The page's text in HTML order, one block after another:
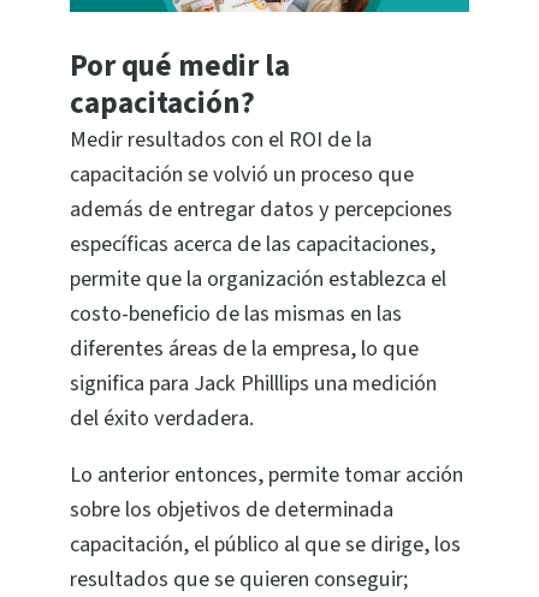
Por qué medir la
capacitación?
Medir resultados con el ROI de la
capacitación se volvió un proceso que
además de entregar datos y percepciones
específicas acerca de las capacitaciones,
permite que la organización establezca el
costo-beneficio de las mismas en las
diferentes áreas de la empresa, lo que
significa para Jack Philllips una medición
del éxito verdadera.
Lo anterior entonces, permite tomar acción
sobre los objetivos de determinada
capacitación, el público al que se dirige, los
resultados que se quieren conseguir;